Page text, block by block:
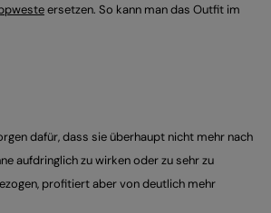
ersetzen. So kann man das Outfit im
dafür, dass sie überhaupt nicht mehr nach
aufdringlich zu wirken oder zu sehr zu
profitiert aber von deutlich mehr